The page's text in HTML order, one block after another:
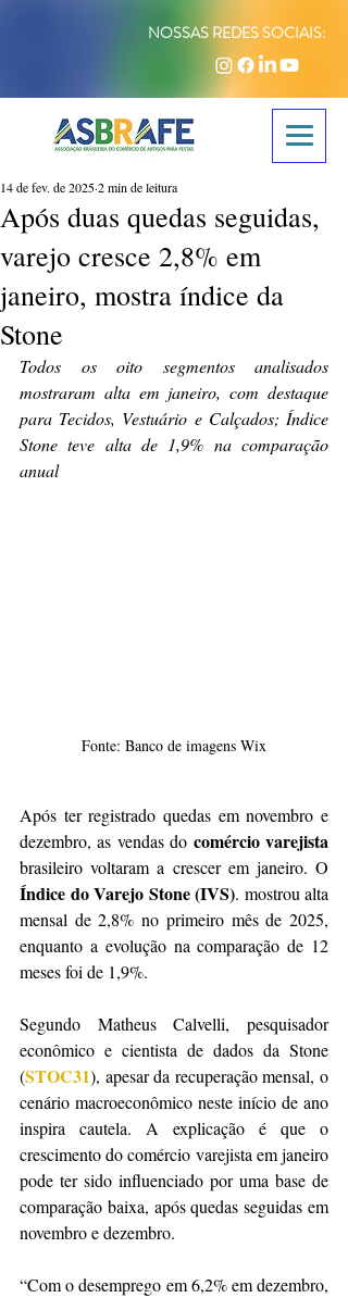
NOSSAS REDES SOCIAIS:
Após duas quedas seguidas,
varejo cresce 2,8% em
janeiro, mostra índice da
Stone
14 de fev. de 20252 min de leitura
Todos os oito segmentos analisados
mostraram alta em janeiro, com destaque
para Tecidos, Vestuário e Calçados; Índice
Stone teve alta de 1,9% na comparação
anual
Fonte: Banco de imagens Wix
Após ter registrado quedas em novembro e
dezembro, as vendas do comércio varejista
Índice do Varejo Stone (IVS). mostrou alta
mensal de 2,8% no primeiro mês de 2025,
enquanto a evolução na comparação de 12
meses foi de 1,9%.
Segundo Matheus Calvelli, pesquisador
econômico e cientista de dados da Stone
(STOC31), apesar da recuperação mensal, o
cenário macroeconômico neste início de ano
inspira cautela. A explicação é que o
crescimento do comércio varejista em janeiro
pode ter sido influenciado por uma base de
comparação baixa, após quedas seguidas em
novembro e dezembro.
“Com o desemprego em 6,2% em dezembro,